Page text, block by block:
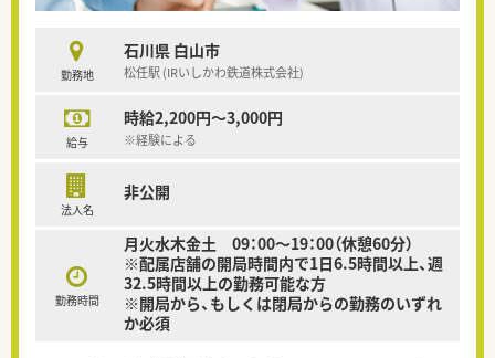
勤務地
石川県 白山市
松任駅 (IRいしかわ鉄道株式会社)
給与
時給2,200円～3,000円
※経験による
法人名
非公開
勤務時間
月火水木金土 09：00～19：00（休憩60分）
※配属店舗の開局時間内で1日6.5時間以上、週
32.5時間以上の勤務可能な方
※開局から、もしくは閉局からの勤務のいずれ
か必須